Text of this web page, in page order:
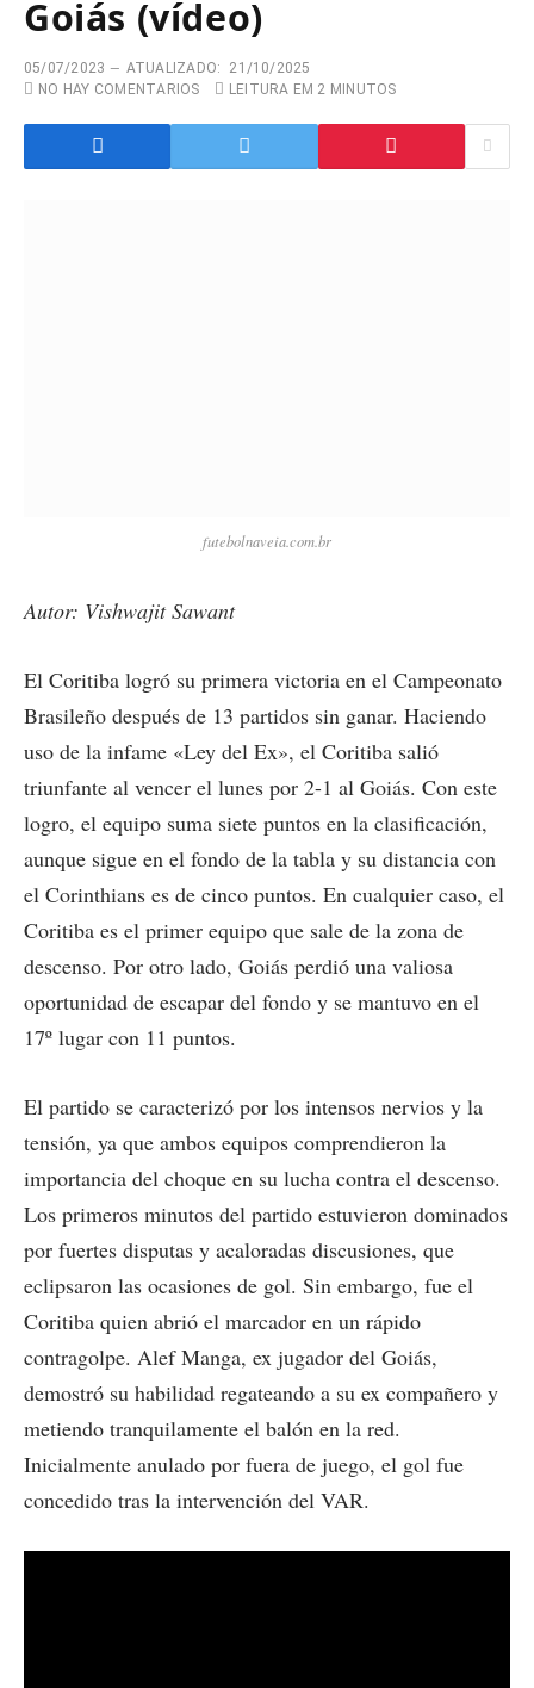
Goiás (vídeo)
05/07/2023 ATUALIZADO:
21/10/2025
NO HAY COMENTARIOS
LEITURA EM 2 MINUTOS
futebolnaveia.com.br
Autor: Vishwajit Sawant
El Coritiba logró su primera victoria en el Campeonato
Brasileño después de 13 partidos sin ganar. Haciendo
uso de la infame «Ley del Ex», el Coritiba salió
triunfante al vencer el lunes por 2-1 al Goiás. Con este
logro, el equipo suma siete puntos en la clasificación,
aunque sigue en el fondo de la tabla y su distancia con
el Corinthians es de cinco puntos. En cualquier caso, el
Coritiba es el primer equipo que sale de la zona de
descenso. Por otro lado, Goiás perdió una valiosa
oportunidad de escapar del fondo y se mantuvo en el
17º lugar con 11 puntos.
El partido se caracterizó por los intensos nervios y la
tensión, ya que ambos equipos comprendieron la
importancia del choque en su lucha contra el descenso.
Los primeros minutos del partido estuvieron dominados
por fuertes disputas y acaloradas discusiones, que
eclipsaron las ocasiones de gol. Sin embargo, fue el
Coritiba quien abrió el marcador en un rápido
contragolpe. Alef Manga, ex jugador del Goiás,
demostró su habilidad regateando a su ex compañero y
metiendo tranquilamente el balón en la red.
Inicialmente anulado por fuera de juego, el gol fue
concedido tras la intervención del VAR.